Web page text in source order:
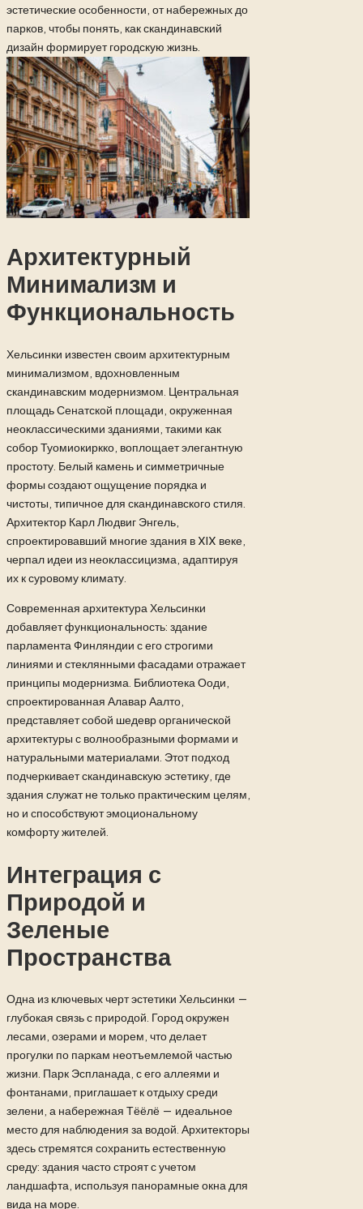
эстетические особенности, от набережных до
парков, чтобы понять, как скандинавский
дизайн формирует городскую жизнь.
Архитектурный
Минимализм и
Функциональность
Хельсинки известен своим архитектурным
минимализмом, вдохновленным
скандинавским модернизмом. Центральная
площадь Сенатской площади, окруженная
неоклассическими зданиями, такими как
собор Туомиокиркко, воплощает элегантную
простоту. Белый камень и симметричные
формы создают ощущение порядка и
чистоты, типичное для скандинавского стиля.
Архитектор Карл Людвиг Энгель,
спроектировавший многие здания в XIX веке,
черпал идеи из неоклассицизма, адаптируя
их к суровому климату.
Современная архитектура Хельсинки
добавляет функциональность: здание
парламента Финляндии с его строгими
линиями и стеклянными фасадами отражает
принципы модернизма. Библиотека Ооди,
спроектированная Алавар Аалто,
представляет собой шедевр органической
архитектуры с волнообразными формами и
натуральными материалами. Этот подход
подчеркивает скандинавскую эстетику, где
здания служат не только практическим целям,
но и способствуют эмоциональному
комфорту жителей.
Интеграция с
Природой и
Зеленые
Пространства
Одна из ключевых черт эстетики Хельсинки —
глубокая связь с природой. Город окружен
лесами, озерами и морем, что делает
прогулки по паркам неотъемлемой частью
жизни. Парк Эспланада, с его аллеями и
фонтанами, приглашает к отдыху среди
зелени, а набережная Тёёлё — идеальное
место для наблюдения за водой. Архитекторы
здесь стремятся сохранить естественную
среду: здания часто строят с учетом
ландшафта, используя панорамные окна для
вида на море.